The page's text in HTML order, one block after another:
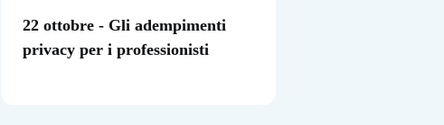
22 ottobre - Gli adempimenti
privacy per i professionisti